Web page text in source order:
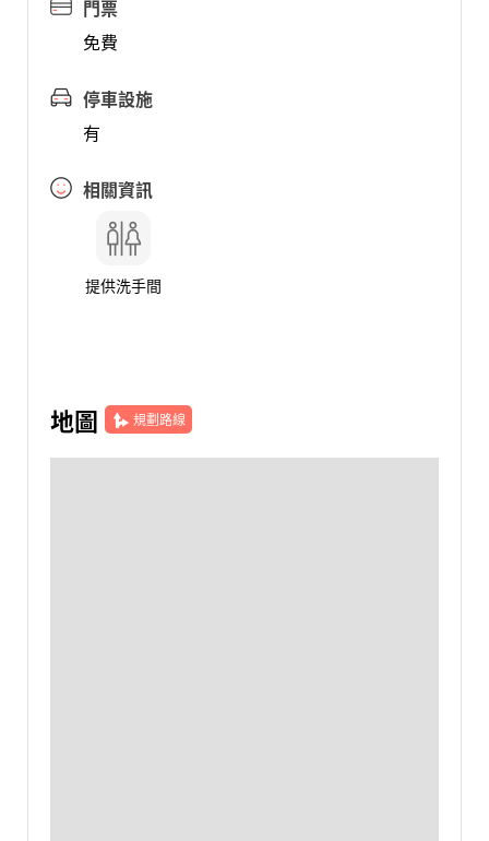
門票
免費
停車設施
有
相關資訊
提供洗手間
地圖 規劃路線